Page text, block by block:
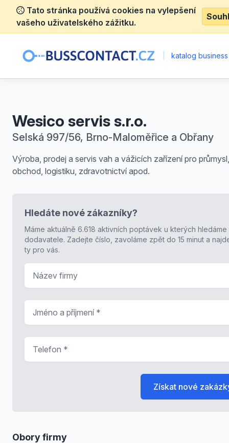
Tato stránka používá cookies na vylepšení
vašeho uživatelského zážitku.
katalog
Wesico servis s.r.o.
Selská 997/56, Brno-Maloměřice a Obřany
Výroba, prodej a servis vah a vážicích zařízení pro průmysl,
obchod, logistiku, zdravotnictví apod.
Obory firmy
Hledáte nové zákazníky?
Máme aktuálně 6.618 aktivních poptávek u kterých hledáme
dodavatele. Zadejte číslo, zavoláme zpět do 15 minut a
ty pro vás.
Získat nové